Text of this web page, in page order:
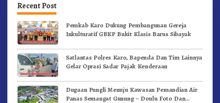
Recent Post
Pemkab Karo Dukung Pembangunan Gereja
Inkulturatif GBKP Bukit Klasis Barus Sibayak
Satlantas Polres Karo, Bapenda Dan Tim Lainnya
Gelar Oprasi Sadar Pajak Kenderaan
Dugaan Pungli Menuju Kawasan Pemandian Air
Panas Semangat Gunung – Doulu Foto Dan